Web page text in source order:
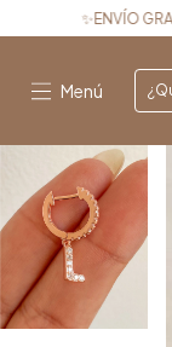
DESDE $200.000✨
Menú